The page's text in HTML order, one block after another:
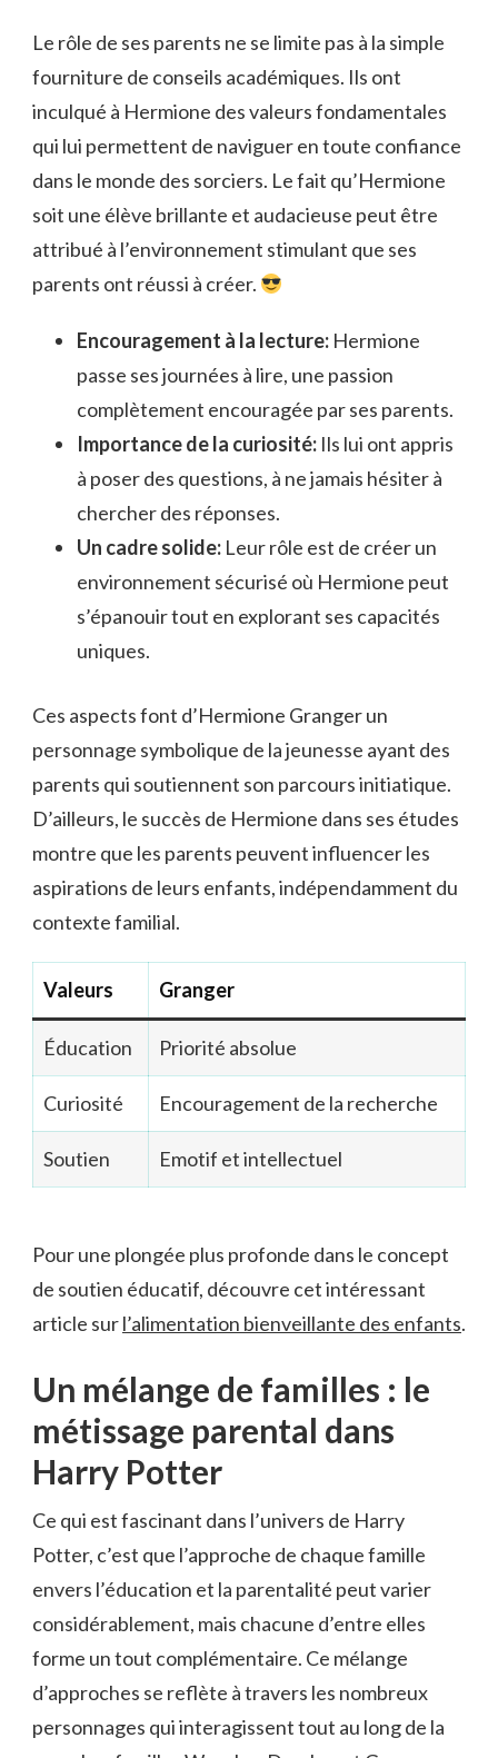
Le rôle de ses parents ne se limite pas à la simple
fourniture de conseils académiques. Ils ont
inculqué à Hermione des valeurs fondamentales
qui lui permettent de naviguer en toute confiance
dans le monde des sorciers. Le fait qu’Hermione
soit une élève brillante et audacieuse peut être
attribué à l’environnement stimulant que ses
parents ont réussi à créer.
Encouragement à la lecture: Hermione
passe ses journées à lire, une passion
complètement encouragée par ses parents.
Importance de la curiosité: Ils lui ont appris
à poser des questions, à ne jamais hésiter à
chercher des réponses.
Un cadre solide: Leur rôle est de créer un
environnement sécurisé où Hermione peut
s’épanouir tout en explorant ses capacités
uniques.
Ces aspects font d’Hermione Granger un
personnage symbolique de la jeunesse ayant des
parents qui soutiennent son parcours initiatique.
D’ailleurs, le succès de Hermione dans ses études
montre que les parents peuvent influencer les
aspirations de leurs enfants, indépendamment du
contexte familial.
Valeurs Granger
Éducation Priorité absolue
Curiosité Encouragement de la recherche
Soutien Emotif et intellectuel
Pour une plongée plus profonde dans le concept
de soutien éducatif, découvre cet intéressant
article surl’alimentation bienveillante des enfants.
Un mélange de familles : le
métissage parental dans
Harry Potter
Ce qui est fascinant dans l’univers de Harry
Potter, c’est que l’approche de chaque famille
envers l’éducation et la parentalité peut varier
considérablement, mais chacune d’entre elles
forme un tout complémentaire. Ce mélange
d’approches se reflète à travers les nombreux
personnages qui interagissent tout au long de la